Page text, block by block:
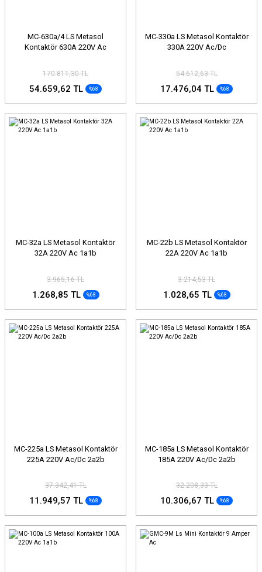
MC-630a/4 LS Metasol
Kontaktör 630A 220V Ac
170.811,30 TL
54.659,62 TL %68
MC-330a LS Metasol Kontaktör
330A 220V Ac/Dc
54.612,63 TL
17.476,04 TL %68
MC-32a LS Metasol Kontaktör
32A 220V Ac 1a1b
3.965,16 TL
1.268,85 TL %68
MC-22b LS Metasol Kontaktör
22A 220V Ac 1a1b
3.214,53 TL
1.028,65 TL %68
MC-225a LS Metasol Kontaktör
225A 220V Ac/Dc 2a2b
37.342,41 TL
11.949,57 TL %68
MC-185a LS Metasol Kontaktör
185A 220V Ac/Dc 2a2b
32.208,33 TL
10.306,67 TL %68